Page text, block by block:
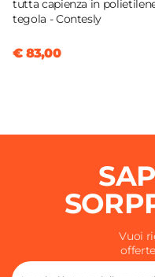
tutta capienza in
tegola - Contesly
€ 83,00
Vuoi